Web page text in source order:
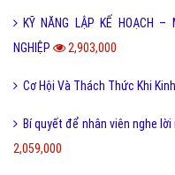
KỸ NĂNG LẬP KẾ HOẠCH –
NGHIỆP
2,903,000
Cơ Hội Và Thách Thức Khi
Bí quyết để nhân viên nghe
2,059,000